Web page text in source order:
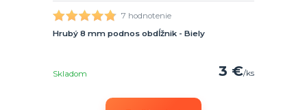
7 hodnotenie
Hrubý 8 mm podnos obdĺžnik - Biely
3 €/ks
Skladom